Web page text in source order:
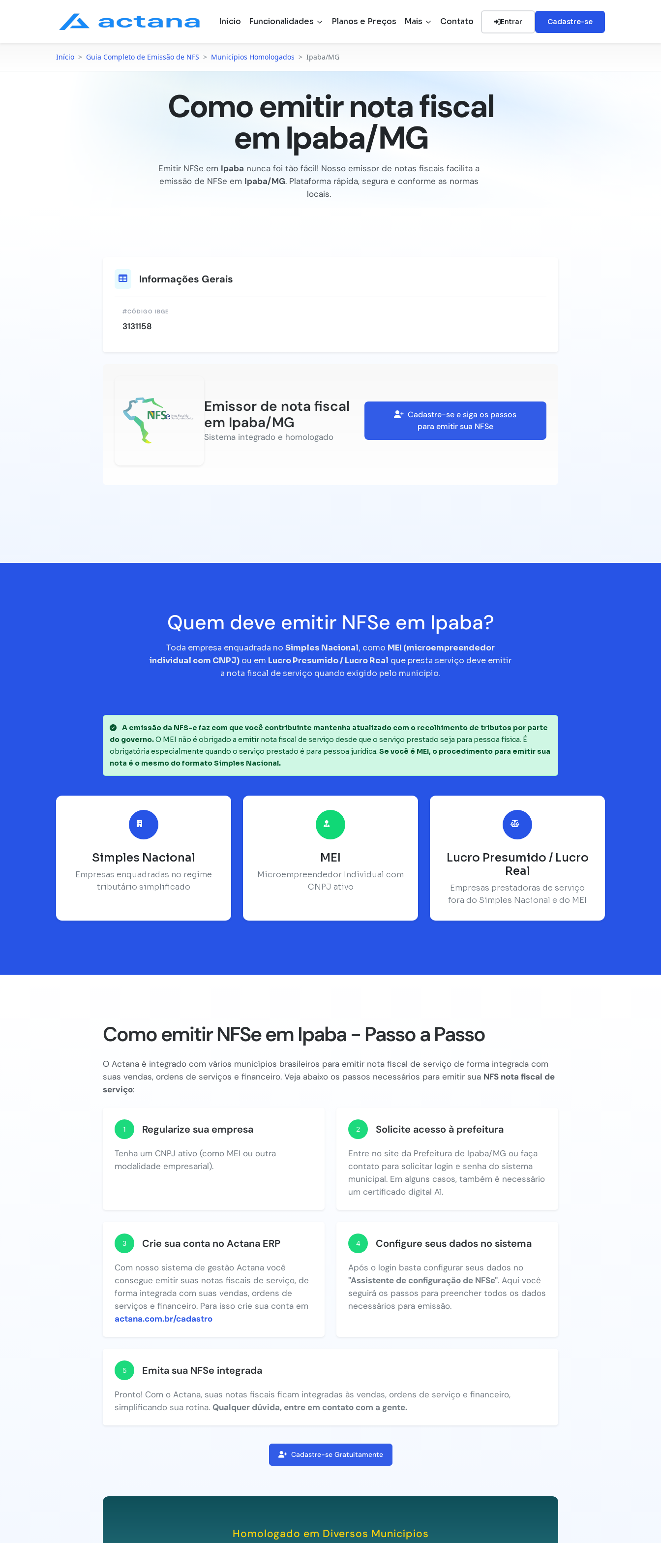
Início Funcionalidades Planos e Preços Mais Contato Entrar Cadastre-se
Início > Guia Completo de Emissão de NFS > Municípios Homologados > Ipaba/MG
Como emitir nota fiscal
em Ipaba/MG
Emitir NFSe em Ipaba nunca foi tão fácil! Nosso emissor de notas fiscais facilita a
emissão de NFSe em Ipaba/MG. Plataforma rápida, segura e conforme as normas
locais.
Informações Gerais
CÓDIGO IBGE
3131158
Emissor de nota fiscal
em Ipaba/MG
Sistema integrado e homologado
Cadastre-se e siga os passos
para emitir sua NFSe
Quem deve emitir NFSe em Ipaba?
Toda empresa enquadrada no Simples Nacional, como MEI (microempreendedor
individual com CNPJ) ou em Lucro Presumido / Lucro Real que presta serviço deve emitir
a nota fiscal de serviço quando exigido pelo município.
A emissão da NFS-e faz com que você contribuinte mantenha atualizado com o recolhimento de tributos por parte
do governo.O MEI não é obrigado a emitir nota fiscal de serviço desde que o serviço prestado seja para pessoa física. É
obrigatória especialmente quando o serviço prestado é para pessoa jurídica. Se você é MEI, o procedimento para emitir sua
nota é o mesmo do formato Simples Nacional.
Simples Nacional
Empresas enquadradas no regime
tributário simplificado
MEI
Microempreendedor Individual com
CNPJ ativo
Lucro Presumido / Lucro
Real
Empresas prestadoras de serviço
fora do Simples Nacional e do MEI
Como emitir NFSe em Ipaba - Passo a Passo
O Actana é integrado com vários municípios brasileiros para emitir nota fiscal de serviço de forma integrada com
suas vendas, ordens de serviços e financeiro. Veja abaixo os passos necessários para emitir sua NFS nota fiscal de
serviço:
1 Regularize sua empresa
Tenha um CNPJ ativo (como MEI ou outra
modalidade empresarial).
2 Solicite acesso à prefeitura
Entre no site da Prefeitura de Ipaba/MG ou faça
contato para solicitar login e senha do sistema
municipal. Em alguns casos, também é necessário
um certificado digital A1.
3 Crie sua conta no Actana ERP
Com nosso sistema de gestão Actana você
consegue emitir suas notas fiscais de serviço, de
forma integrada com suas vendas, ordens de
serviços e financeiro. Para isso crie sua conta em
actana.com.br/cadastro
4 Configure seus dados no sistema
Após o login basta configurar seus dados no
"Assistente de configuração de NFSe". Aqui você
seguirá os passos para preencher todos os dados
necessários para emissão.
5 Emita sua NFSe integrada
Pronto! Com o Actana, suas notas fiscais ficam integradas às vendas, ordens de serviço e financeiro,
simplificando sua rotina. Qualquer dúvida, entre em contato com a gente.
Cadastre-se Gratuitamente
Homologado em Diversos Municípios